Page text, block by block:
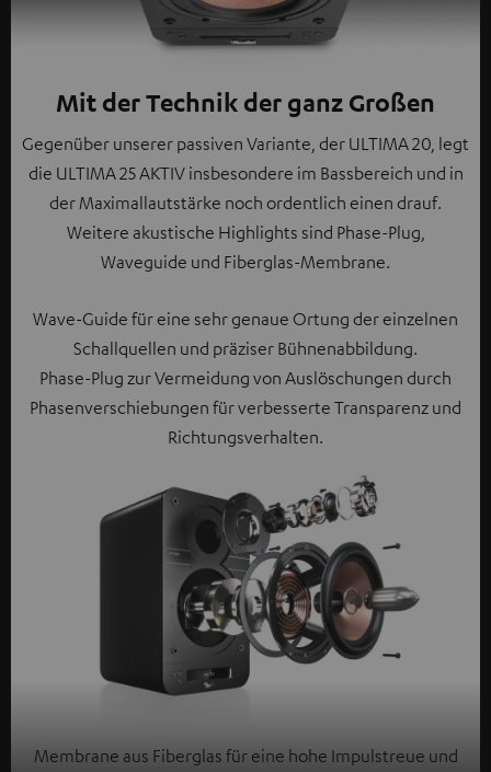
Mit der Technik der ganz Großen
Gegenüber unserer passiven Variante, der ULTIMA 20, legt
die ULTIMA 25 AKTIV insbesondere im Bassbereich und in
der Maximallautstärke noch ordentlich einen drauf.
Weitere akustische Highlights sind Phase-Plug,
Waveguide und Fiberglas-Membrane.
Wave-Guide für eine sehr genaue Ortung der einzelnen
Schallquellen und präziser Bühnenabbildung.
Phase-Plug zur Vermeidung von Auslöschungen durch
Phasenverschiebungen für verbesserte Transparenz und
Richtungsverhalten.
Membrane aus Fiberglas für eine hohe Impulstreue und